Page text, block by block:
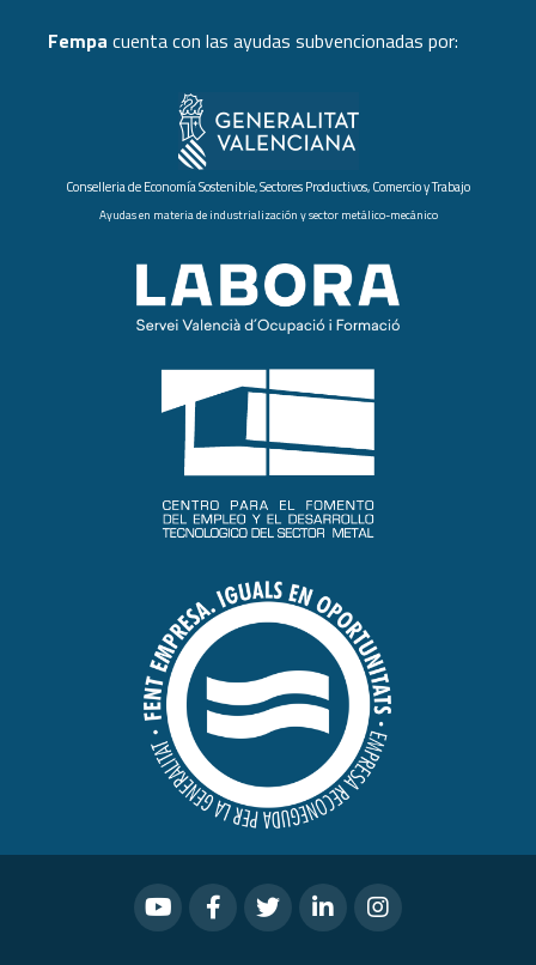
Fempa cuenta con las ayudas subvencionadas por:
Conselleria de Economía Sostenible, Sectores Productivos, Comercio y Trabajo
Ayudas en materia de industrialización y sector metálico-mecánico